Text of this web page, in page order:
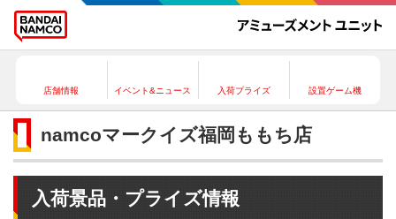
店舗情報 イベント&ニュース 入荷プライズ 設置ゲーム機
namcoマークイズ福岡ももち店
入荷景品・プライズ情報